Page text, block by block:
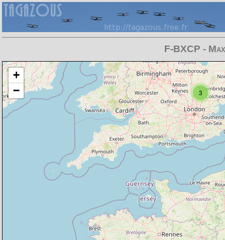
F-BXCP -
Chargement de la carte en cours
3
+
−